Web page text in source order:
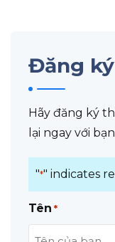
Đăng
Hãy đăng ký
lại ngay với bạn
"*" indicates
Tên *